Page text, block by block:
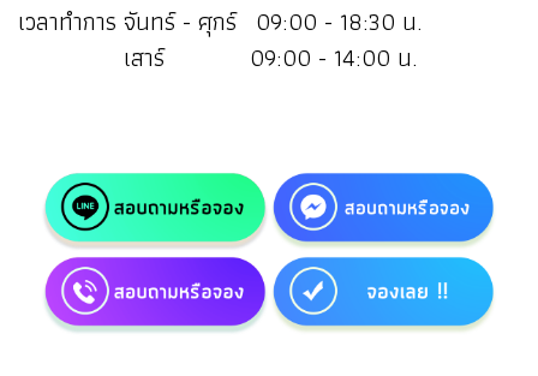
เวลาทำการ จันทร์ - ศุกร์ 09:00 - 18:30 น.
เสาร์ 09:00 - 14:00 น.